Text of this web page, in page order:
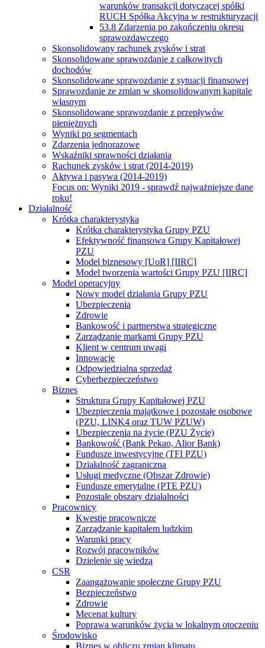
warunków transakcji dotyczącej spółki
RUCH Spółka Akcyjna w restrukturyzacji
53.8 Zdarzenia po zakończeniu okresu
sprawozdawczego
Skonsolidowany rachunek zysków i strat
Skonsolidowane sprawozdanie z całkowitych
dochodów
Skonsolidowane sprawozdanie z sytuacji finansowej
Sprawozdanie ze zmian w skonsolidowanym kapitale
własnym
Skonsolidowane sprawozdanie z przepływów
pieniężnych
Wyniki po segmentach
Zdarzenia jednorazowe
Wskaźniki sprawności działania
Rachunek zysków i strat (2014-2019)
Aktywa i pasywa (2014-2019)
Focus on: Wyniki 2019 - sprawdź najważniejsze dane
roku!
Działalność
Krótka charakterystyka
Krótka charakterystyka Grupy PZU
Efektywność finansowa Grupy Kapitałowej
PZU
Model biznesowy [UoR] [IIRC]
Model tworzenia wartości Grupy PZU [IIRC]
Model operacyjny
Nowy model działania Grupy PZU
Ubezpieczenia
Zdrowie
Bankowość i partnerstwa strategiczne
Zarządzanie markami Grupy PZU
Klient w centrum uwagi
Innowacje
Odpowiedzialna sprzedaż
Cyberbezpieczeństwo
Biznes
Struktura Grupy Kapitałowej PZU
Ubezpieczenia majątkowe i pozostałe osobowe
(PZU, LINK4 oraz TUW PZUW)
Ubezpieczenia na życie (PZU Życie)
Bankowość (Bank Pekao, Alior Bank)
Fundusze inwestycyjne (TFI PZU)
Działalność zagraniczna
Usługi medyczne (Obszar Zdrowie)
Fundusze emerytalne (PTE PZU)
Pozostałe obszary działalności
Pracownicy
Kwestie pracownicze
Zarządzanie kapitałem ludzkim
Warunki pracy
Rozwój pracowników
Dzielenie się wiedzą
CSR
Zaangażowanie społeczne Grupy PZU
Bezpieczeństwo
Zdrowie
Mecenat kultury
Poprawa warunków życia w lokalnym otoczeniu
Środowisko
Biznes w obliczu zmian klimatu